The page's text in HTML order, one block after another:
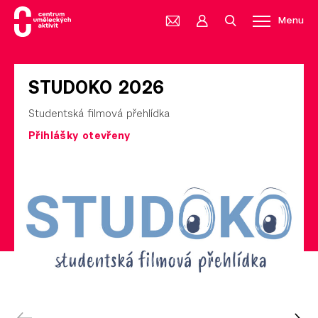
Menu
STUDOKO 2026
Studentská filmová přehlídka
Přihlášky otevřeny